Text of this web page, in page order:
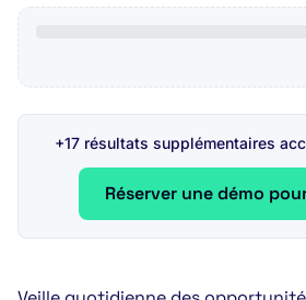
+17 résultats supplémentaires
Réserver une démo